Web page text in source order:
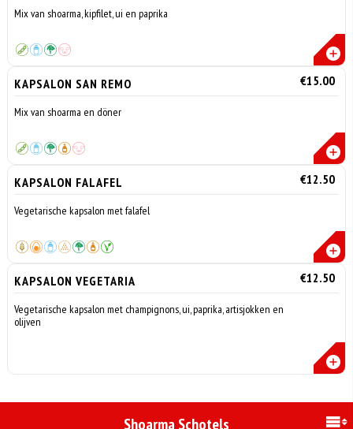
Mix van shoarma, kipfilet, ui en paprika
KAPSALON SAN REMO €15.00
Mix van shoarma en döner
KAPSALON FALAFEL €12.50
Vegetarische kapsalon met falafel
KAPSALON VEGETARIA €12.50
Vegetarische kapsalon met champignons, ui, paprika, artisjokken en
olijven
Shoarma Schotels